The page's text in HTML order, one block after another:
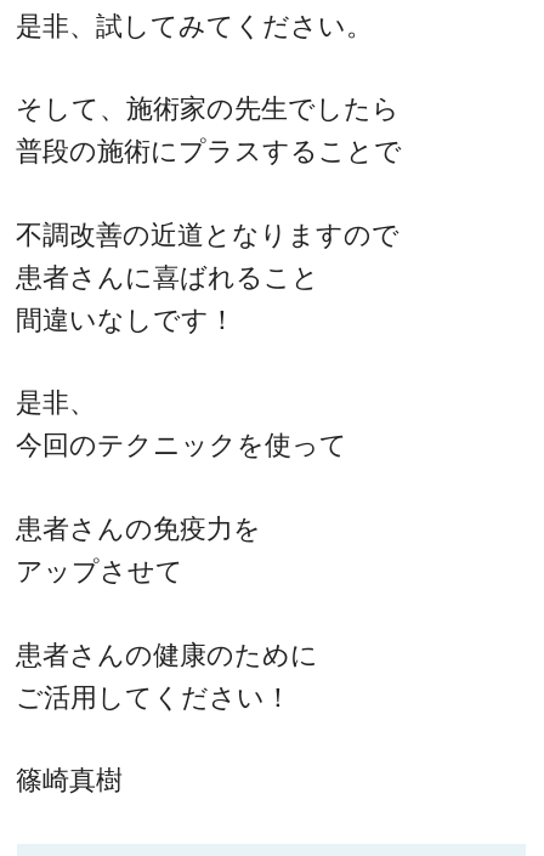
是非、試してみてください。
そして、施術家の先生でしたら
普段の施術にプラスすることで
不調改善の近道となりますので
患者さんに喜ばれること
間違いなしです！
是非、
今回のテクニックを使って
患者さんの免疫力を
アップさせて
患者さんの健康のために
ご活用してください！
篠崎真樹